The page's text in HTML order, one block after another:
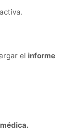
el informe